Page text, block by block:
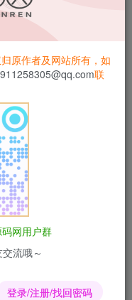
源码都是平常收集了
接接口可自行添加收
原作者及网站所有，如
联
网用户群
流哦～
登录/注册/找回密码